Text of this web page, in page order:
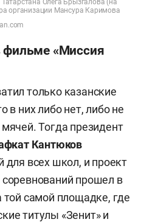
Олега Брызгалова (на
организации Мансура Каримова
фильме «Миссия
только казанские
в них либо нет, либо не
Тогда президент
Кантюков
для всех школ, и проект
прошел в
самой площадке, где
титулы «Зенит» и